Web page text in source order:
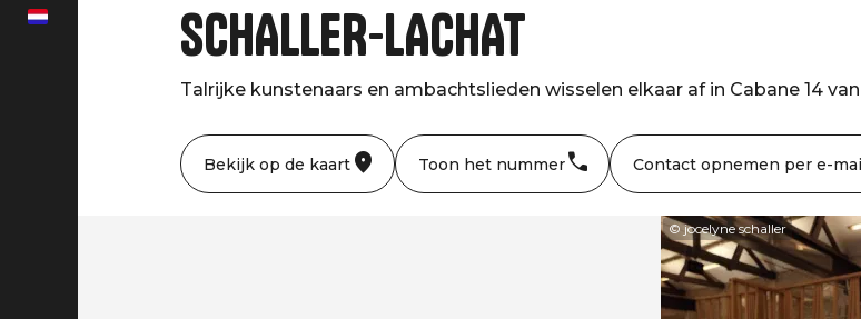
nl
SCHALLER-LACHAT
Talrijke kunstenaars en ambachtslieden wisselen elkaar af in Cabane 14
Bekijk op de kaart Toon het nummer Contact opnemen per e-
© jocelyne schaller